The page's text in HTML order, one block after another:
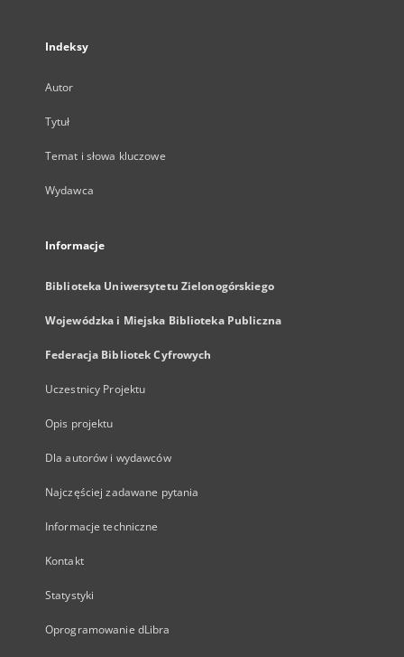
Indeksy
Autor
Tytuł
Temat i słowa kluczowe
Wydawca
Informacje
Biblioteka Uniwersytetu Zielonogórskiego
Wojewódzka i Miejska Biblioteka Publiczna
Federacja Bibliotek Cyfrowych
Uczestnicy Projektu
Opis projektu
Dla autorów i wydawców
Najczęściej zadawane pytania
Informacje techniczne
Kontakt
Statystyki
Oprogramowanie dLibra